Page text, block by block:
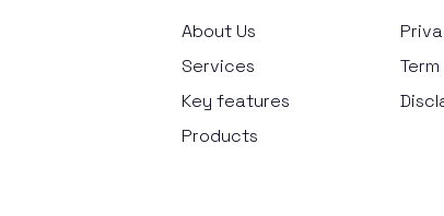
About Us
Services
Key features
Products